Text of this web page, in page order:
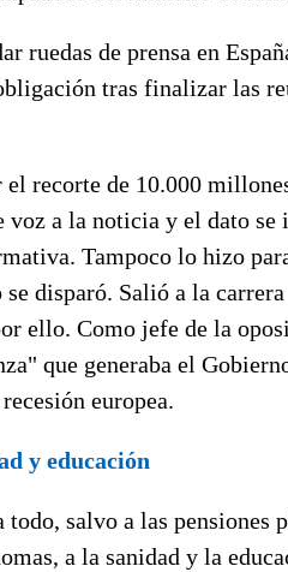
ruedas de prensa en
tras finalizar las
recorte de 10.000
voz a la noticia y el dato
Tampoco lo hizo
disparó. Salió a la
ello. Como jefe de la
que generaba el
europea.
y educación
salvo a las pensiones
a la sanidad y la